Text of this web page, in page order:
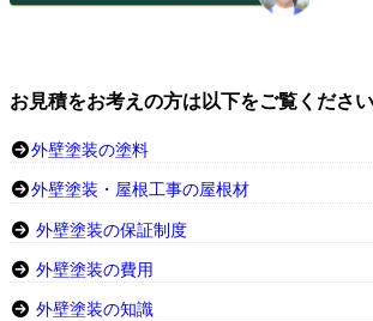
お見積をお考えの方は以下をご覧ください
外壁塗装の塗料
外壁塗装・屋根工事の屋根材
外壁塗装の保証制度
外壁塗装の費用
外壁塗装の知識